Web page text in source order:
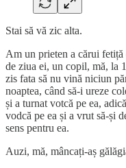
Stai să vă zic alta.
Am un prieten a cărui fetiță
de ziua ei, un copil, mă, la
zis fata să nu vină niciun
noaptea, când să-i ureze
și a turnat votcă pe ea,
vodcă pe ea și a vrut să-și
sens pentru ea.
Auzi, mă, mâncați-aș